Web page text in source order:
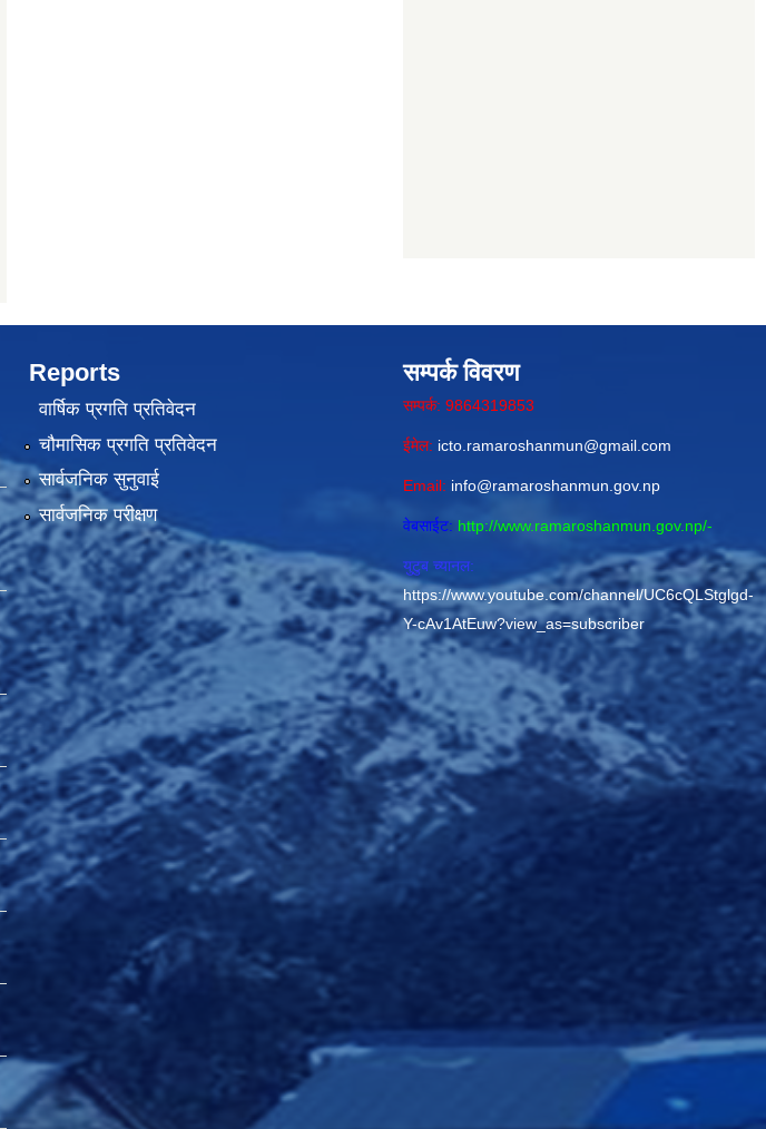
Reports
वार्षिक प्रगति प्रतिवेदन
चौमासिक प्रगति प्रतिवेदन
सार्वजनिक सुनुवाई
सार्वजनिक परीक्षण
सम्पर्क विवरण
सम्पर्क: 9864319853
ईमेल: icto.ramaroshanmun@gmail.com
Email: info@ramaroshanmun.gov.np
वेबसाईट: http://www.ramaroshanmun.gov.np/-
युटुब च्यानल:
https://www.youtube.com/channel/UC6cQLStglgd-
Y-cAv1AtEuw?view_as=subscriber